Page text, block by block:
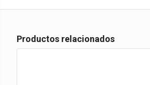
Productos relacionados